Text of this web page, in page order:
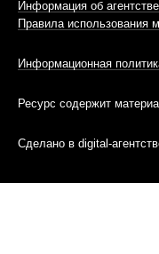
Информация об агентстве
Правила использования
Информационная
Ресурс содержит
Сделано в digital-